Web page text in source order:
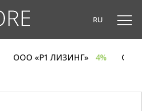
RU
ООО «Р1 ЛИЗИНГ» 4%